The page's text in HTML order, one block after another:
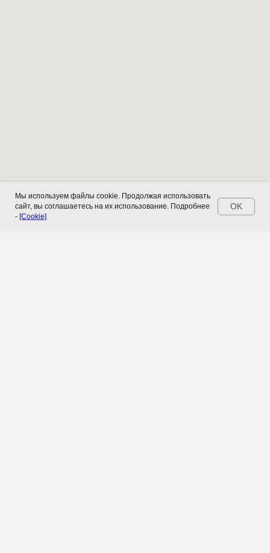
Мы используем файлы cookie. Продолжая использовать
сайт, вы соглашаетесь на их использование. Подробнее
- [Cookie]
OK